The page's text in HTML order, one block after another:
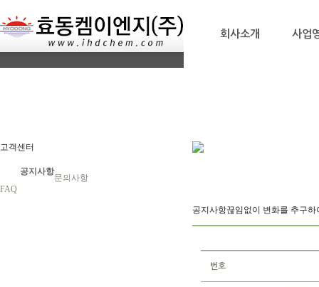
회사소개 사업
고객센터
공지사항
문의사항
FAQ
공지사항끊임없이 변화를 추구
번호